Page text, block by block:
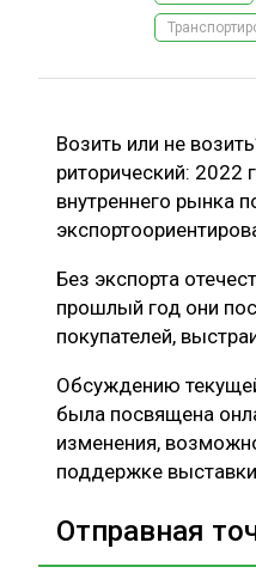
Возить или не
риторический: 2022
внутреннего рынка
Без экспорта
прошлый год они
покупателей,
Обсуждению
была посвящена
изменения,
поддержке
Отправная